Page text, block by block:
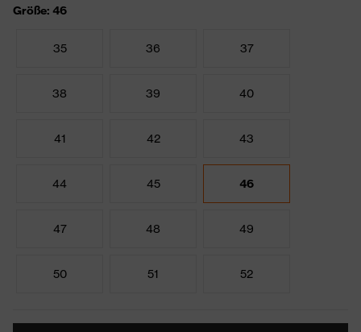
Größe: 46
35 36 37
38 39 40
41 42 43
44 45 46
47 48 49
50 51 52